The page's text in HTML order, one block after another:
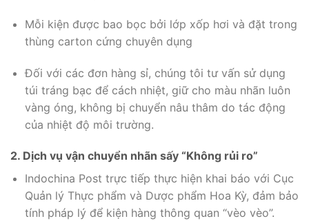
Mỗi kiện được bao bọc bởi lớp xốp hơi và đặt trong
thùng carton cứng chuyên dụng
Đối với các đơn hàng sỉ, chúng tôi tư vấn sử dụng
túi tráng bạc để cách nhiệt, giữ cho màu nhãn luôn
vàng óng, không bị chuyển nâu thâm do tác động
của nhiệt độ môi trường.
2. Dịch vụ vận chuyển nhãn sấy “Không rủi ro”
Indochina Post trực tiếp thực hiện khai báo với Cục
Quản lý Thực phẩm và Dược phẩm Hoa Kỳ, đảm bảo
tính pháp lý để kiện hàng thông quan “vèo vèo”.